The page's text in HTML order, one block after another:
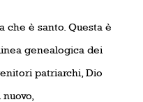
che è santo. Questa è
genealogica dei
patriarchi, Dio